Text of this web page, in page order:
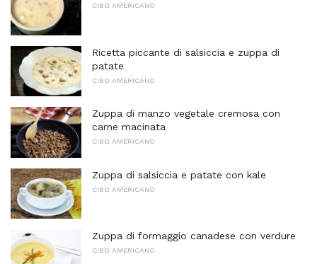
CIBO AMERICANO
Ricetta piccante di salsiccia e zuppa di
patate
CIBO AMERICANO
Zuppa di manzo vegetale cremosa con
carne macinata
CIBO AMERICANO
Zuppa di salsiccia e patate con kale
CIBO AMERICANO
Zuppa di formaggio canadese con verdure
CIBO AMERICANO